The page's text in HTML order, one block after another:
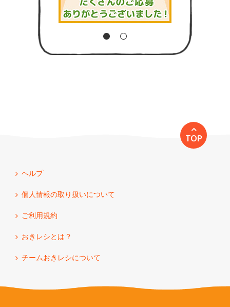
TOP
ヘルプ
個人情報の取り扱いについて
ご利用規約
おきレシとは？
チームおきレシについて